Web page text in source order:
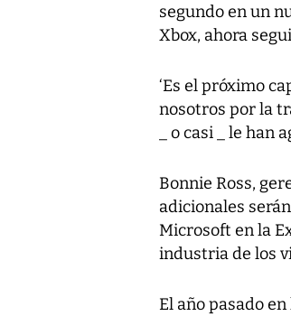
segundo en un
Xbox, ahora
‘Es el próximo
nosotros por la
_ o casi _ le han
Bonnie Ross,
adicionales
Microsoft en la
industria de los
El año pasado